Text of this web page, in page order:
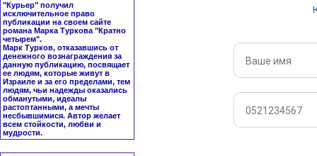
"Курьер" получил
исключительное право
публикации на своем сайте
романа Марка Туркова "Кратно
четырем".
Марк Турков, отказавшись от
денежного вознаграждения за
данную публикацию, посвящает
ее людям, которые живут в
Израиле и за его пределами, тем
людям, чьи надежды оказались
обманутыми, идеалы
растоптанными, а мечты
несбывшимися. Автор желает
всем стойкости, любви и
мудрости.